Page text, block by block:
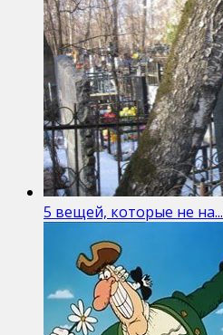
5 вещей, которые не на...